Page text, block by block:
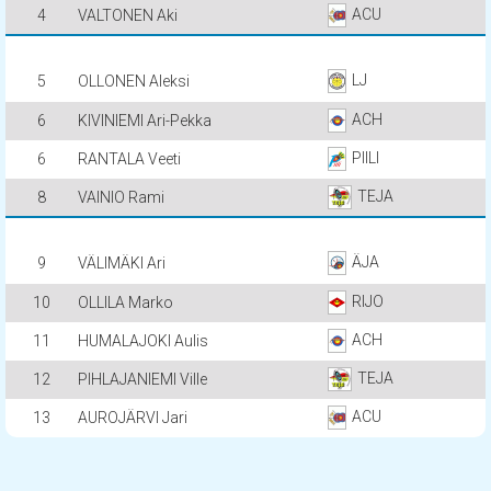
4 VALTONEN Aki ACU
5 OLLONEN Aleksi LJ
6 KIVINIEMI Ari-Pekka ACH
6 RANTALA Veeti PIILI
8 VAINIO Rami TEJA
9 VÄLIMÄKI Ari ÄJA
10 OLLILA Marko RIJO
11 HUMALAJOKI Aulis ACH
12 PIHLAJANIEMI Ville TEJA
13 AUROJÄRVI Jari ACU